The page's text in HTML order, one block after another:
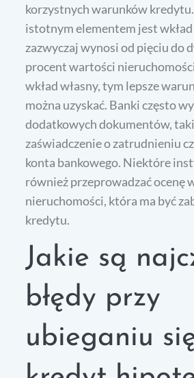
korzystnych warunków
istotnym elementem jest
zazwyczaj wynosi od pięciu do
procent wartości
wkład własny, tym lepsze
można uzyskać. Banki często
dodatkowych dokumentów,
zaświadczenie o zatrudnieniu
konta bankowego. Niektóre
również przeprowadzać ocenę
nieruchomości, która ma być
kredytu.
Jakie są
błędy przy
ubieganiu